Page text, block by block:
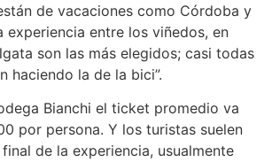
de vacaciones como Córdoba y
experiencia entre los viñedos, en
son las más elegidos; casi todas
haciendo la de la bici”.
Bianchi el ticket promedio va
por persona. Y los turistas suelen
de la experiencia, usualmente